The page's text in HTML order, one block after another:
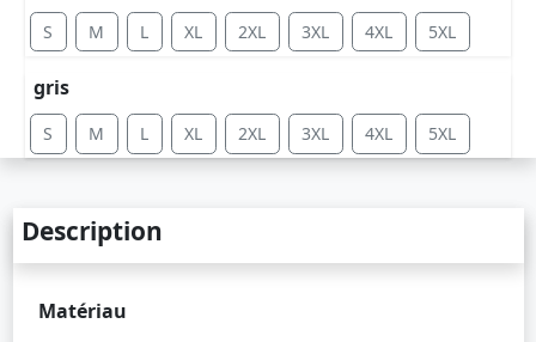
S M L XL 2XL 3XL 4XL 5XL
gris
S M L XL 2XL 3XL 4XL 5XL
Description
Matériau